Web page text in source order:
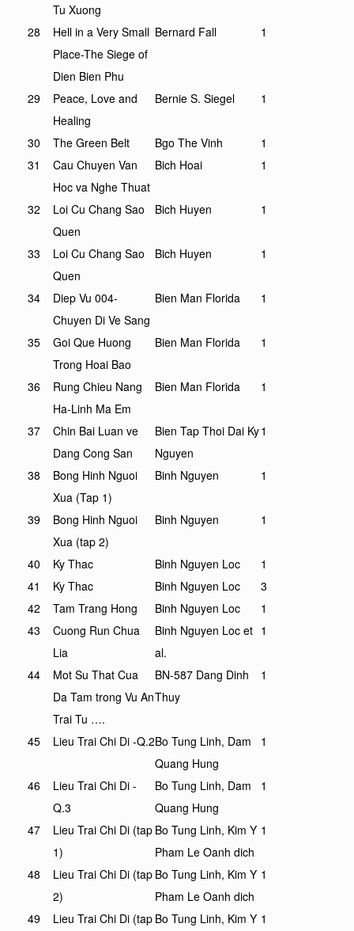
Tu Xuong
28
Hell in a Very Small
Place-The Siege of
Dien Bien Phu
Bernard Fall 1
29
Peace, Love and
Healing
Bernie S. Siegel 1
30 The Green Belt Bgo The Vinh
1
31
Cau Chuyen Van
Hoc va Nghe Thuat
Bich Hoai 1
32
Loi Cu Chang Sao
Quen
Bich Huyen 1
33
Loi Cu Chang Sao
Quen
Bich Huyen 1
34
Diep Vu 004-
Chuyen Di Ve Sang
Bien Man Florida 1
35
Goi Que Huong
Trong Hoai Bao
Bien Man Florida 1
36
Rung Chieu Nang
Ha-Linh Ma Em
Bien Man Florida 1
37
Chin Bai Luan ve
Dang Cong San
Bien Tap Thoi Dai Ky
Nguyen
1
38
Bong Hinh Nguoi
Xua (Tap 1)
Binh Nguyen 1
39
Bong Hinh Nguoi
Xua (tap 2)
Binh Nguyen 1
40 Ky Thac Binh Nguyen Loc
1
41
Ky Thac Binh Nguyen Loc
3
42
Tam Trang Hong Binh Nguyen Loc
1
43
Cuong Run Chua
Lia
Binh Nguyen Loc et
al.
1
44
Mot Su That Cua
Da Tam trong Vu An
Trai Tu ….
BN-587 Dang Dinh
Thuy
1
45 Lieu Trai Chi Di -Q.2Bo Tung Linh, Dam
Quang Hung
1
46
Lieu Trai Chi Di -
Q.3
Bo Tung Linh, Dam
Quang Hung
1
47
Lieu Trai Chi Di (tap
1)
Bo Tung Linh, Kim Y
Pham Le Oanh dich
1
48
Lieu Trai Chi Di (tap
2)
Bo Tung Linh, Kim Y
Pham Le Oanh dich
1
49
Lieu Trai Chi Di (tap Bo Tung Linh, Kim Y 1